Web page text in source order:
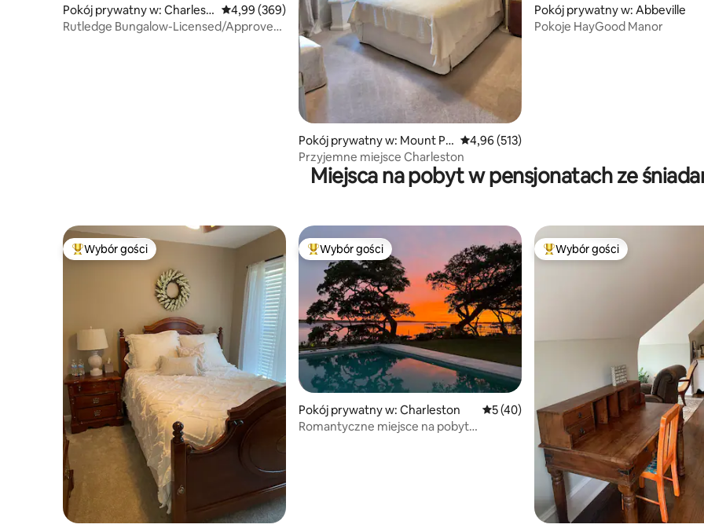
Pokój prywatny w: Charlest
on
Średnia ocena: 4,99 na 5, liczba recenzji: 369
4,99 (369)
Rutledge Bungalow-Licensed/Approved
Pokój prywatny w: Mount Pl
easant
Średnia ocena: 4,96 na 5, liczba recenzji: 513
4,96 (513)
Przyjemne miejsce Charleston
Pokój prywatny w: Abbeville
Pokoje HayGood Manor
Miejsca na pobyt w pensjonatach ze
Najpopularniejsze z kategorii Wybór gości
Wybór gości Najpopularniejsze z kategorii Wybór gości
Wybór gości
Pokój prywatny w: Charleston Średnia ocena: 5 na 5, liczba recenzji: 40
5 (40)
Romantyczne miejsce na pobyt
Najpopularniejsze z kategorii
Wybór gości